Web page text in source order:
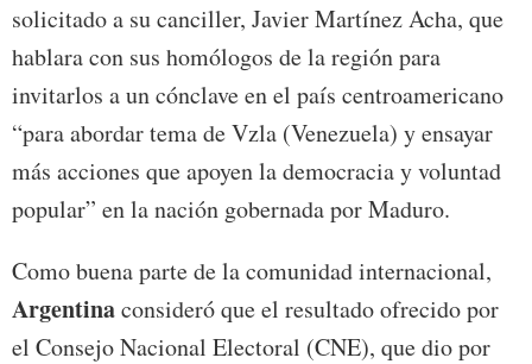
solicitado a su canciller, Javier Martínez Acha, que
hablara con sus homólogos de la región para
invitarlos a un cónclave en el país centroamericano
“para abordar tema de Vzla (Venezuela) y ensayar
más acciones que apoyen la democracia y voluntad
popular” en la nación gobernada por Maduro.
Como buena parte de la comunidad internacional,
Argentinaconsideró que el resultado ofrecido por
el Consejo Nacional Electoral (CNE), que dio por